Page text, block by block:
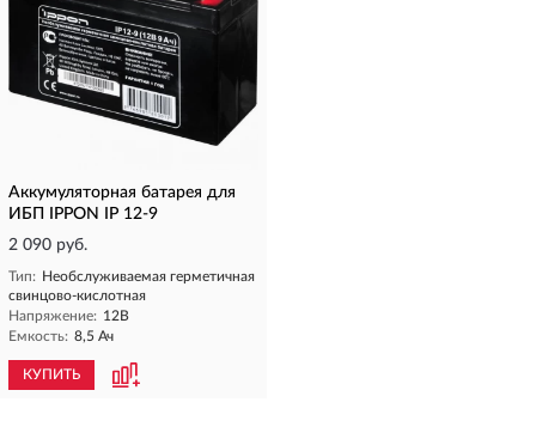
Аккумуляторная батарея для
ИБП IPPON IP 12-9
2 090 руб.
Тип: Необслуживаемая герметичная
свинцово-кислотная
Напряжение: 12В
Емкость: 8,5 Ач
КУПИТЬ